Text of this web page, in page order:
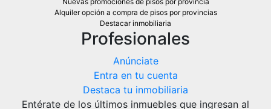
Alquiler opción a compra de pisos por provincias
Destacar inmobiliaria
Profesionales
Anúnciate
Entra en tu cuenta
Destaca tu inmobiliaria
Entérate de los últimos inmuebles que ingresan al